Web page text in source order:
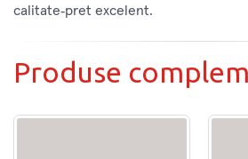
calitate‑pret excelent.
Produse